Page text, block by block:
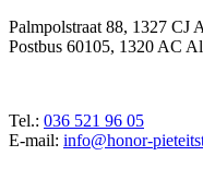
Palmpolstraat 88, 1327 CJ
Postbus 60105, 1320 AC
Tel.: 036 521 96 05
E-mail: info@honor-